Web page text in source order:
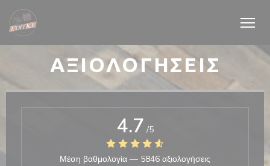
Πίνακας διαχείρισης "Μπισκότων" (Cookies)
ΑΞΙΟΛΟΓΉΣΕΙΣ
4.7 /5
Μέση βαθμολογία — 5846 αξιολογήσεις